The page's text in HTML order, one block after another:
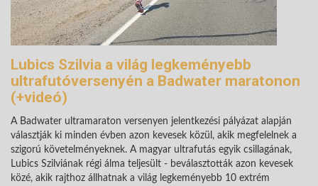
Lubics Szilvia a világ legkeményebb
ultrafutóversenyén a Badwater maratonon
(+videó)
A Badwater ultramaraton versenyen jelentkezési pályázat alapján
választják ki minden évben azon kevesek közül, akik megfelelnek a
szigorú követelményeknek. A magyar ultrafutás egyik csillagának,
Lubics Szilviának régi álma teljesült - beválasztották azon kevesek
közé, akik rajthoz állhatnak a világ legkeményebb 10 extrém